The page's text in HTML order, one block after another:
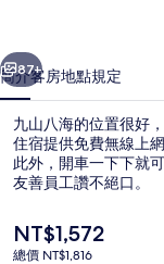
集
個 下一個
87+
簡介客房地點規定
九山八海的位置很好
住宿提供免費無線上
此外，開車一下下就
友善員工讚不絕口。
目
前
NT$1,572
總價 NT$1,816